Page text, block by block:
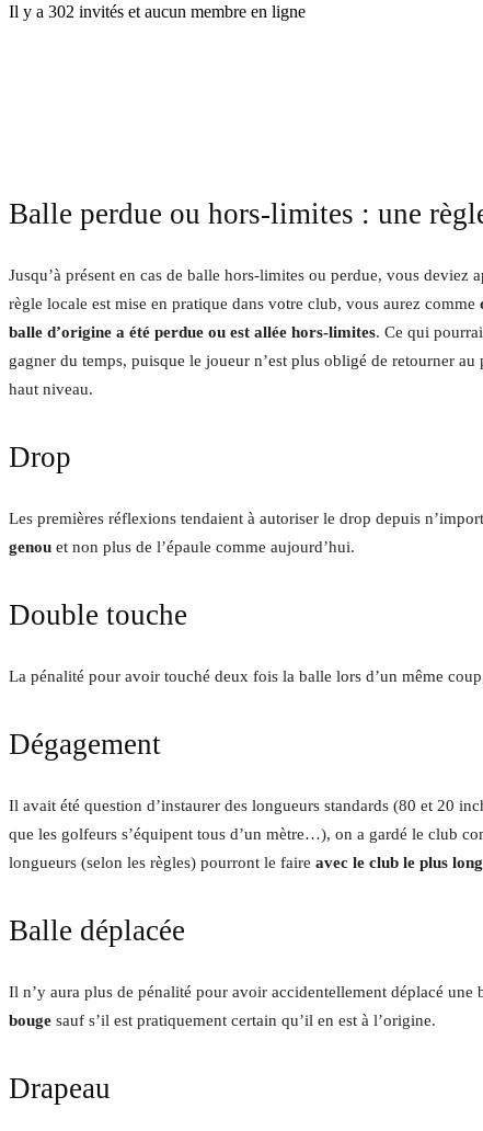
Il y a 302 invités et aucun membre en ligne
Balle perdue ou hors-limites : une
Jusqu’à présent en cas de balle hors-limites ou perdue, vous
règle locale est mise en pratique dans votre club, vous aurez comme
balle d’origine a été perdue ou est allée hors-limites. Ce qui
gagner du temps, puisque le joueur n’est plus obligé de retourner
haut niveau.
Drop
Les premières réflexions tendaient à autoriser le drop depuis
genou et non plus de l’épaule comme aujourd’hui.
Double touche
La pénalité pour avoir touché deux fois la balle lors d’un même
Dégagement
Il avait été question d’instaurer des longueurs standards (80 et 20
que les golfeurs s’équipent tous d’un mètre…), on a gardé le club
longueurs (selon les règles) pourront le faire avec le club le plus
Balle déplacée
Il n’y aura plus de pénalité pour avoir accidentellement déplacé une
bouge sauf s’il est pratiquement certain qu’il en est à l’origine.
Drapeau